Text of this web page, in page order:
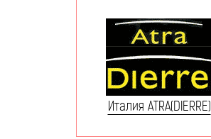
Италия ATRA(DIERRE)